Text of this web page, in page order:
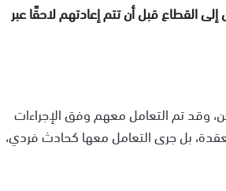
قبل أن تتم إعادتهم لاحقًا عبر
وقد تم التعامل معهم وفق الإجراءات
بل جرى التعامل معها كحادث فردي،